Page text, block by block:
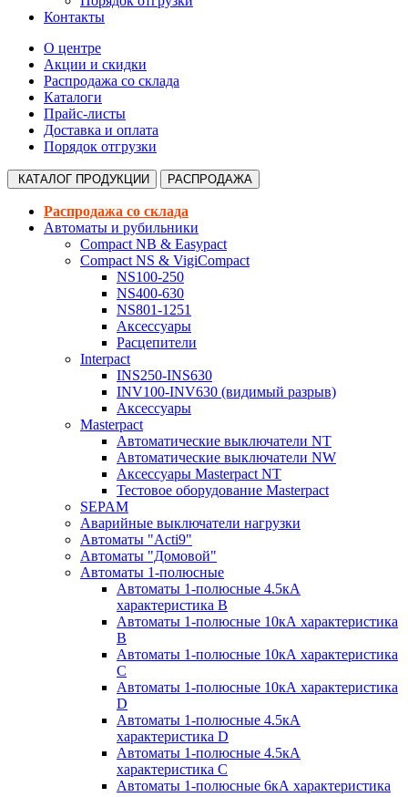
Контакты
О центре
Акции и скидки
Распродажа со склада
Каталоги
Прайс-листы
Доставка и оплата
Порядок отгрузки
КАТАЛОГ ПРОДУКЦИИ РАСПРОДАЖА
Распродажа со склада
Автоматы и рубильники
Compact NB & Easypact
Compact NS & VigiCompact
NS100-250
NS400-630
NS801-1251
Аксессуары
Расцепители
Interpact
INS250-INS630
INV100-INV630 (видимый разрыв)
Аксессуары
Masterpact
Автоматические выключатели NT
Автоматические выключатели NW
Аксессуары Masterpact NT
Тестовое оборудование Masterpact
SEPAM
Аварийные выключатели нагрузки
Автоматы "Acti9"
Автоматы "Домовой"
Автоматы 1-полюсные
Автоматы 1-полюсные 4.5кА
характеристика В
Автоматы 1-полюсные 10кА характеристика
B
Автоматы 1-полюсные 10кА характеристика
C
Автоматы 1-полюсные 10кА характеристика
D
Автоматы 1-полюсные 4.5кА
характеристика D
Автоматы 1-полюсные 4.5кА
характеристика С
Автоматы 1-полюсные 6кА характеристика